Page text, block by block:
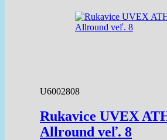
U6002808
Rukavice UVEX
Allround veľ. 8